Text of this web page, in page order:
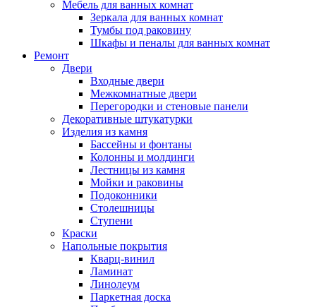
Мебель для ванных комнат
Зеркала для ванных комнат
Тумбы под раковину
Шкафы и пеналы для ванных комнат
Ремонт
Двери
Входные двери
Межкомнатные двери
Перегородки и стеновые панели
Декоративные штукатурки
Изделия из камня
Бассейны и фонтаны
Колонны и молдинги
Лестницы из камня
Мойки и раковины
Подоконники
Столешницы
Ступени
Краски
Напольные покрытия
Кварц-винил
Ламинат
Линолеум
Паркетная доска